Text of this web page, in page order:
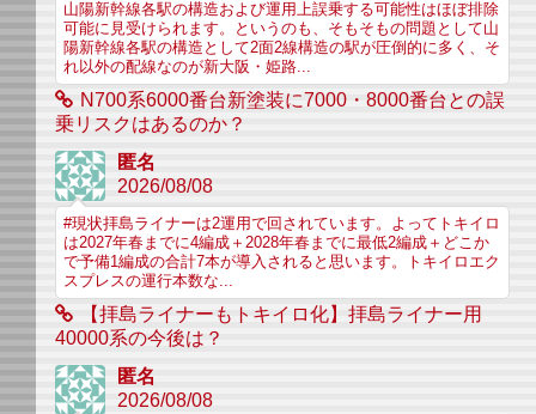
山陽新幹線各駅の構造および運用上誤乗する可能性はほぼ排除
可能に見受けられます。というのも、そもそもの問題として山
陽新幹線各駅の構造として2面2線構造の駅が圧倒的に多く、そ
れ以外の配線なのが新大阪・姫路...
N700系6000番台新塗装に7000・8000番台との誤
乗リスクはあるのか？
匿名
2026/08/08
#現状拝島ライナーは2運用で回されています。よってトキイロ
は2027年春までに4編成＋2028年春までに最低2編成＋どこか
で予備1編成の合計7本が導入されると思います。トキイロエク
スプレスの運行本数な...
【拝島ライナーもトキイロ化】拝島ライナー用
40000系の今後は？
匿名
2026/08/08